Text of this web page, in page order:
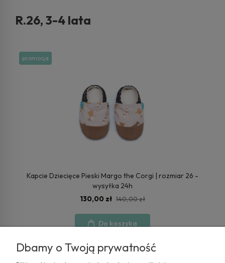
R.26, 3-4 lata
Kapcie Dziecięce Pieski Margo the Corgi | rozmiar 26 -
wysyłka 24h
130,00 zł 140,00 zł
Do koszyka
promocja
Dbamy o Twoją prywatność